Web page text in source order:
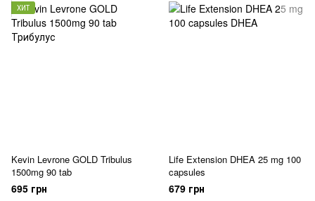
ХИТ
Kevin Levrone GOLD Tribulus
1500mg 90 tab
695 грн
Life Extension DHEA 25 mg 100
capsules
679 грн